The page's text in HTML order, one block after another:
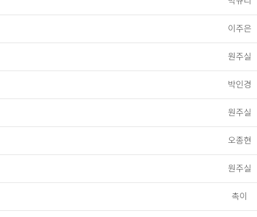
이주은
원주실
박인경
원주실
오종현
원주실
촉이